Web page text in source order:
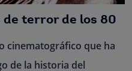
de terror de los 80
cinematográfico que ha
de la historia del